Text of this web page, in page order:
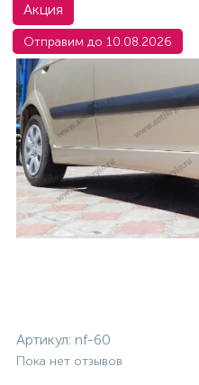
Акция
Отправим до 10.08.2026
Артикул: nf-60
Пока нет отзывов